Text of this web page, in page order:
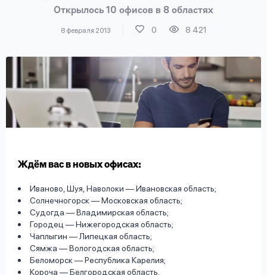
Открылось 10 офисов в 8 областях
8 февраля 2013 0 8 421
Ждём вас в новых офисах:
Иваново, Шуя, Наволоки — Ивановская область;
Солнечногорск — Московская область;
Судогда — Владимирская область;
Городец — Нижегородская область;
Чаплыгин — Липецкая область;
Сямжа — Вологодская область;
Беломорск — Республика Карелия;
Короча — Белгородская область.
Оформить заявку
Войти под другим номером
Задать
вопрос
Ответы
на
вопросы
правилами
предоставления
займов ,
даю
согласие
на
обработку
личных
данных